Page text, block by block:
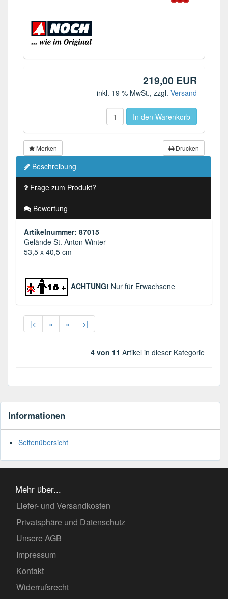
219,00 EUR
inkl. 19 % MwSt., zzgl. Versand
In den Warenkorb
Merken Drucken
Beschreibung
Frage zum Produkt?
Bewertung
Artikelnummer: 87015
Gelände St. Anton Winter
53,5 x 40,5 cm
ACHTUNG! Nur für Erwachsene
|< « » >|
4 von 11 Artikel in dieser Kategorie
Informationen
Seitenübersicht
Mehr über...
Liefer- und Versandkosten
Privatsphäre und Datenschutz
Unsere AGB
Impressum
Kontakt
Widerrufsrecht